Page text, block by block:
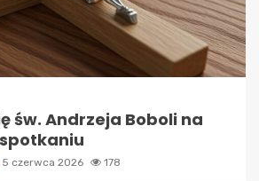
św. Andrzeja Boboli na
5 czerwca 2026 178